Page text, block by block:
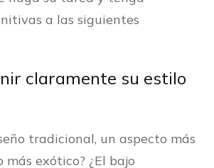
a las siguientes
claramente su estilo
tradicional, un aspecto más
más exótico? ¿El bajo